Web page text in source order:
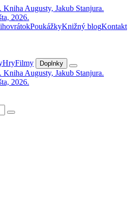
PoukážkyKnižný blogKontakt
HryFilmy Doplnky